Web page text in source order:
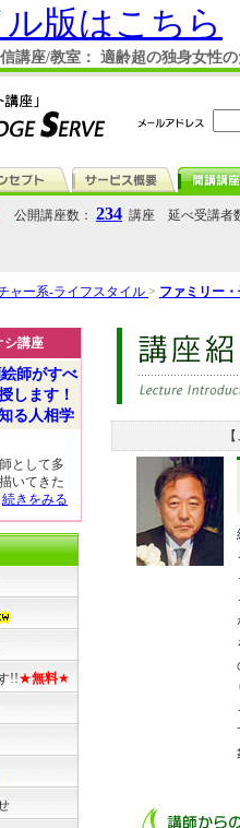
版はこちら
講座/教室： 適齢超の独身女性
公開講座数： 234 講座 延べ受講者
ャー系-ライフスタイル > ファミリー
シ講座
師がすべ
します！
る人相学
として多
いてきた
続きをみる
!!★無料★